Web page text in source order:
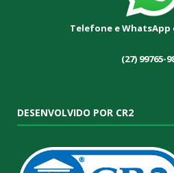
Telefone e
(27) 99765-
DESENVOLVIDO POR CR2